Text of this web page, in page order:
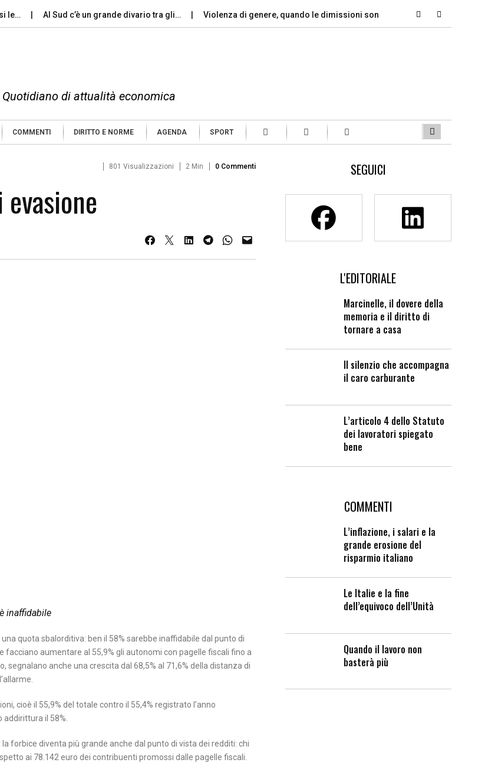
Al Sud c’è un grande divario tra gli… Violenza di genere, quando le dimissioni sono un… Marcinelle, il
Quotidiano di attualità economica
COMMENTI DIRITTO E NORME AGENDA SPORT
801 Visualizzazioni 2 Min 0 Commenti
inaffidabile
quota sbalorditiva: ben il 58% sarebbe inaffidabile dal punto di
aumentare al 55,9% gli autonomi con pagelle fiscali fino a
segnalano anche una crescita dal 68,5% al 71,6% della distanza di
cioè il 55,9% del totale contro il 55,4% registrato l’anno
il 58%.
forbice diventa più grande anche dal punto di vista dei redditi: chi
ai 78.142 euro dei contribuenti promossi dalle pagelle fiscali.
SEGUICI
L'EDITORIALE
Marcinelle, il dovere della
memoria e il diritto di
tornare a casa
Il silenzio che accompagna
il caro carburante
L’articolo 4 dello Statuto
dei lavoratori spiegato
bene
COMMENTI
L’inflazione, i salari e la
grande erosione del
risparmio italiano
Le Italie e la fine
dell’equivoco dell’Unità
Quando il lavoro non
basterà più